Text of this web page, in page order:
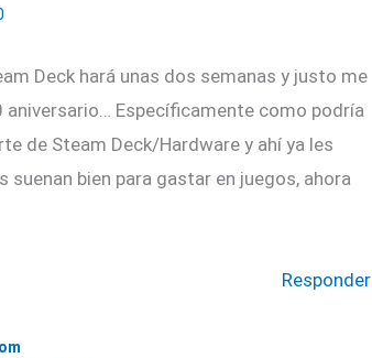
Deck hará unas dos semanas y justo me
Específicamente como podría
de Steam Deck/Hardware y ahí ya les
suenan bien para gastar en juegos, ahora
Responder